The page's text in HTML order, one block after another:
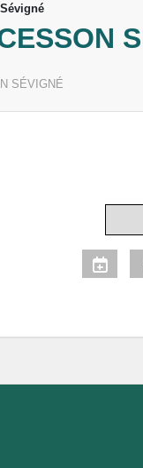
SÉVIGNÉ